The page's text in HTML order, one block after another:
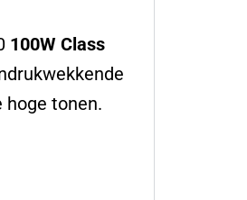
100W Class
tonen.